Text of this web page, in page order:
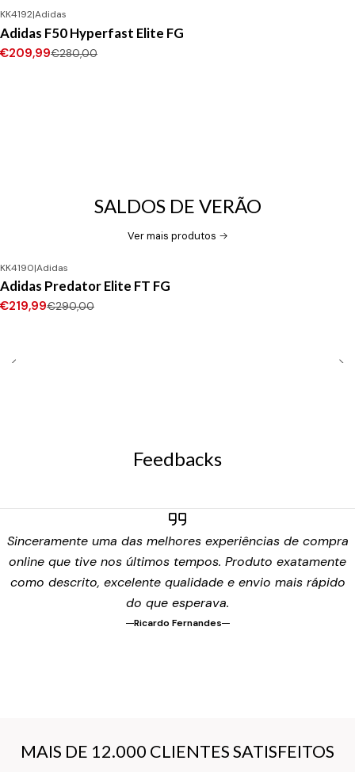
DESCONTO
Novo
KK4192|Adidas
Adidas F50 Hyperfast Elite FG
€209,99€280,00
SALDOS DE VERÃO
Ver mais produtos
-24%DESCONTO
Novo
KK4190|Adidas
Adidas Predator Elite FT FG
€219,99€290,00
Feedbacks
Sinceramente uma das melhores experiências de compra
online que tive nos últimos tempos. Produto exatamente
como descrito, excelente qualidade e envio mais rápido
do que esperava.
Ricardo Fernandes
MAIS DE 12.000 CLIENTES SATISFEITOS
MAIS DE 12.000 CLIENTES SATISFEITOS